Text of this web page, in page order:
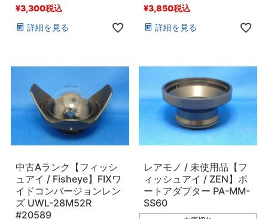
¥3,300税込
詳細を見る
¥3,850税込
詳細を見る
中古Aランク【フィッシ
ュアイ / Fisheye】FIXワ
イドコンバージョンレン
ズ UWL-28M52R
#20589
レアモノ / 未使用品【フ
ィッシュアイ / ZEN】ポ
ートアダプター PA-MM-
SS60